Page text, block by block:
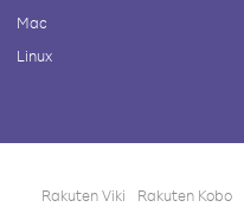
Mac
Linux
Rakuten Viki Rakuten Kobo